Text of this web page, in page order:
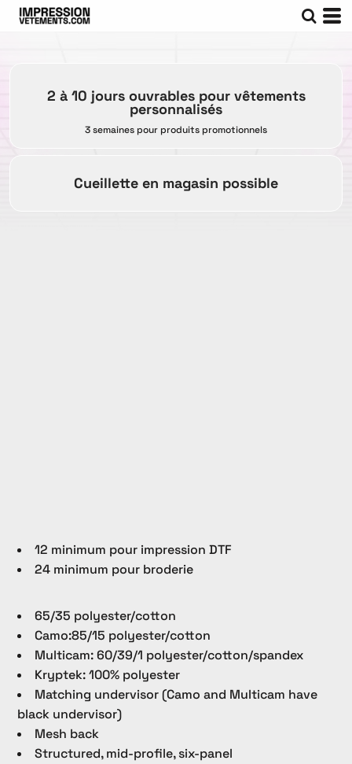
2 à 10 jours ouvrables pour vêtements
personnalisés
3 semaines pour produits promotionnels
Cueillette en magasin possible
12 minimum pour impression DTF
24 minimum pour broderie
65/35 polyester/cotton
Camo:85/15 polyester/cotton
Multicam: 60/39/1 polyester/cotton/spandex
Kryptek: 100% polyester
Matching undervisor (Camo and Multicam have
black undervisor)
Mesh back
Structured, mid-profile, six-panel